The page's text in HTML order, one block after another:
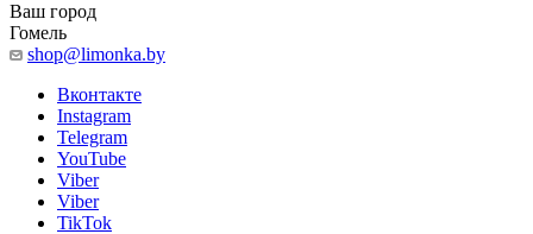
Ваш город
Гомель
shop@limonka.by
Вконтакте
Instagram
Telegram
YouTube
Viber
Viber
TikTok